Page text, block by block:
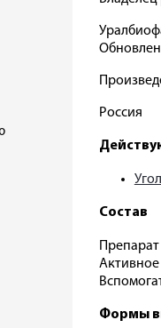
Россия
Состав
Активное
Формы